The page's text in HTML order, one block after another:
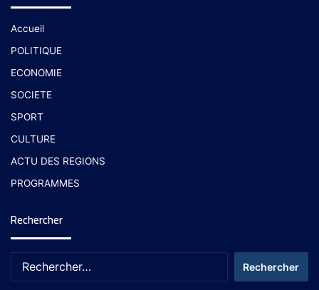
Accueil
POLITIQUE
ECONOMIE
SOCIETE
SPORT
CULTURE
ACTU DES REGIONS
PROGRAMMES
Rechercher